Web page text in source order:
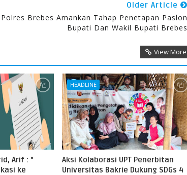
Older Article
Polres Brebes Amankan Tahap Penetapan Paslon
Bupati Dan Wakil Bupati Brebes
View More
Arif : "
ke
HEADLINE
Aksi Kolaborasi UPT Penerbitan
Universitas Bakrie Dukung SDGs 4